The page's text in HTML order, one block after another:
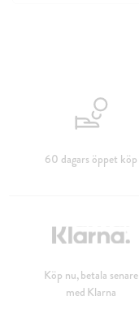
60 dagars öppet köp
Köp nu, betala senare
med Klarna